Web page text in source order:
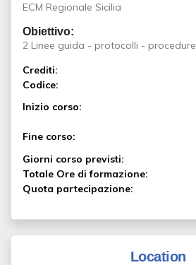
ECM Regionale Sicilia
Obiettivo:
2 Linee guida - protocolli - procedure
Crediti:
Codice:
Inizio corso:
Fine corso:
Giorni corso previsti:
Totale Ore di formazione:
Quota partecipazione:
Location